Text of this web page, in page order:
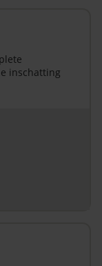
inschatting